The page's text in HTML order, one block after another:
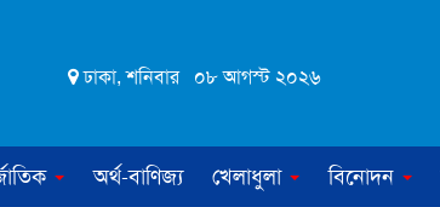
ঢাকা, শনিবার ০৮ আগস্ট ২০২৬
অর্থ-বাণিজ্য খেলাধুলা বিনোদন